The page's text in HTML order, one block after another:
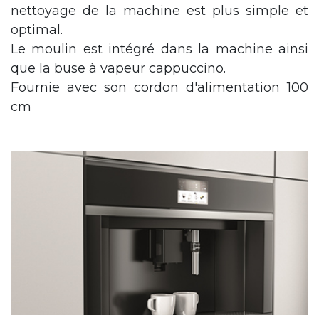
nettoyage de la machine est plus simple et
optimal.
Le moulin est intégré dans la machine ainsi
que la buse à vapeur cappuccino.
Fournie avec son cordon d'alimentation 100
cm